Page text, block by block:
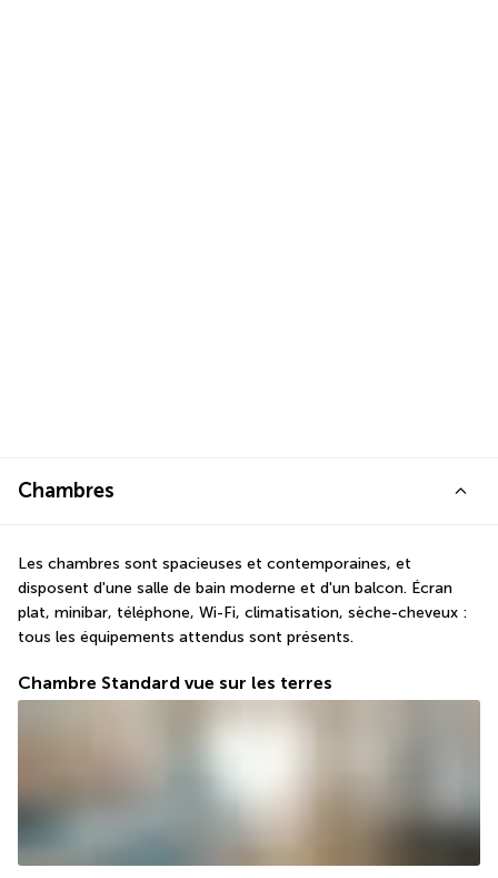
Chambres
Les chambres sont spacieuses et contemporaines, et
disposent d'une salle de bain moderne et d'un balcon. Écran
plat, minibar, téléphone, Wi-Fi, climatisation, sèche-cheveux :
tous les équipements attendus sont présents.
Chambre Standard vue sur les terres